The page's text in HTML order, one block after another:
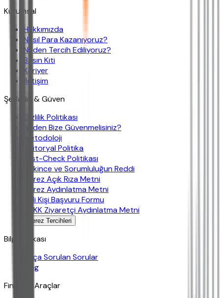
Kurumsal
Hakkımızda
Nasıl Para Kazanıyoruz?
Neden Tercih Ediliyoruz?
Basın Kiti
Kariyer
İletişim
Şeffaflık & Güven
Gizlilik Politikası
Neden Bize Güvenmelisiniz?
Metodoloji
Editoryal Politika
Fast-Check Politikası
Çekince ve Sorumluluğun Reddi
Çerez Açık Rıza Metni
Çerez Aydınlatma Metni
İlgili Kişi Başvuru Formu
KVKK Ziyaretçi Aydınlatma Metni
Çerez Tercihleri
Bilgi Bankası
Sıkça Sorulan Sorular
Blog
Finansal Araçlar